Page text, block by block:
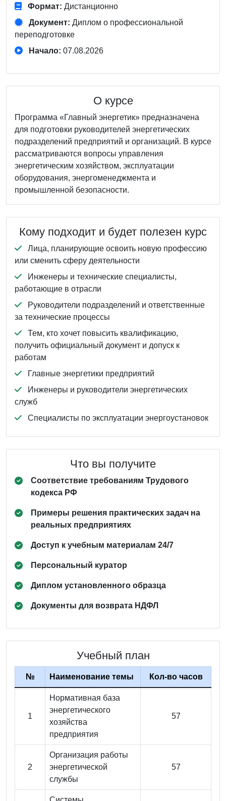
Формат: Дистанционно
Документ: Диплом о профессиональной
переподготовке
Начало: 07.08.2026
О курсе
Программа «Главный энергетик» предназначена
для подготовки руководителей энергетических
подразделений предприятий и организаций. В курсе
рассматриваются вопросы управления
энергетическим хозяйством, эксплуатации
оборудования, энергоменеджмента и
промышленной безопасности.
Кому подходит и будет полезен курс
Лица, планирующие освоить новую профессию
или сменить сферу деятельности
Инженеры и технические специалисты,
работающие в отрасли
Руководители подразделений и ответственные
за технические процессы
Тем, кто хочет повысить квалификацию,
получить официальный документ и допуск к
работам
Главные энергетики предприятий
Инженеры и руководители энергетических
служб
Специалисты по эксплуатации энергоустановок
Что вы получите
Соответствие требованиям Трудового
кодекса РФ
Примеры решения практических задач на
реальных предприятиях
Доступ к учебным материалам 24/7
Персональный куратор
Диплом установленного образца
Документы для возврата НДФЛ
Учебный план
№ Наименование темы Кол-во часов
1
Нормативная база
энергетического
хозяйства
предприятия
57
2
Организация работы
энергетической
службы
57